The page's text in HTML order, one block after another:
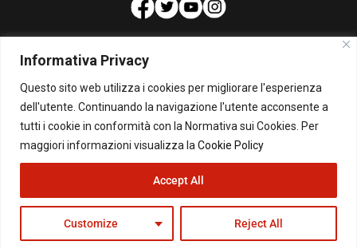
Informativa Privacy
Questo sito web utilizza i cookies per migliorare l'esperienza
dell'utente. Continuando la navigazione l'utente acconsente a
tutti i cookie in conformità con la Normativa sui Cookies. Per
maggiori informazioni visualizza la Cookie Policy
Customize Reject All
Accept All
PUBBLICITA'
Per la tua pubblicità su questo Blog:
pubblicita@beppegrillo.it
© Copyright 2026 - Il Blog di Beppe Grillo. All Rights Reserved - Powered by
happygrafic.com